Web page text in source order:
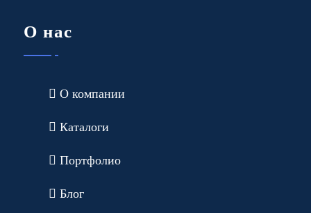
О нас
О компании
Каталоги
Портфолио
Блог